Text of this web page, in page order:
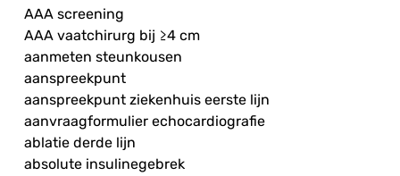
AAA screening
AAA vaatchirurg bij ≥4 cm
aanmeten steunkousen
aanspreekpunt
aanspreekpunt ziekenhuis eerste lijn
aanvraagformulier echocardiografie
ablatie derde lijn
absolute insulinegebrek